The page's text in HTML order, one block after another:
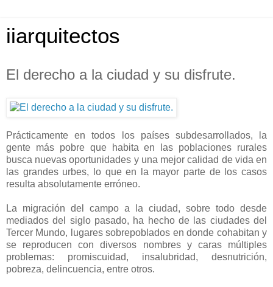
iiarquitectos
El derecho a la ciudad y su disfrute.
Prácticamente en todos los países subdesarrollados, la
gente más pobre que habita en las poblaciones rurales
busca nuevas oportunidades y una mejor calidad de vida en
las grandes urbes, lo que en la mayor parte de los casos
resulta absolutamente erróneo.
La migración del campo a la ciudad, sobre todo desde
mediados del siglo pasado, ha hecho de las ciudades del
Tercer Mundo, lugares sobrepoblados en donde cohabitan y
se reproducen con diversos nombres y caras múltiples
problemas: promiscuidad, insalubridad, desnutrición,
pobreza, delincuencia, entre otros.